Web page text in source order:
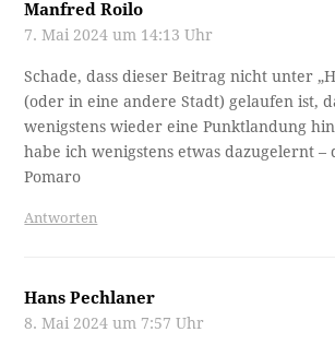
Manfred Roilo
7. Mai 2024 um 14:13 Uhr
Schade, dass dieser Beitrag nicht unter
(oder in eine andere Stadt) gelaufen ist,
wenigstens wieder eine Punktlandung
habe ich wenigstens etwas dazugelernt –
Pomaro
Antworten
Hans Pechlaner
8. Mai 2024 um 7:57 Uhr